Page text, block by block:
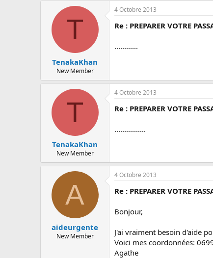
T
TenakaKhan
New Member
4 Octobre 2013
Re : PREPARER VOTRE
............
T
TenakaKhan
New Member
4 Octobre 2013
Re : PREPARER VOTRE
................
A
aideurgente
New Member
4 Octobre 2013
Re : PREPARER VOTRE
Bonjour,
J'ai vraiment besoin d'aide
Voici mes coordonnées:
Agathe